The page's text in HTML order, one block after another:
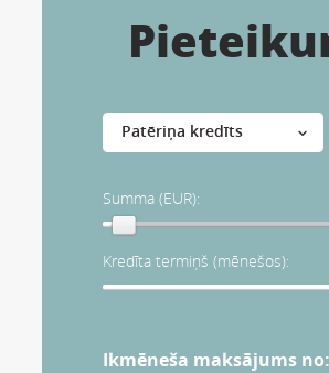
Summa (EUR):
Kredīta termiņš (mēnešos):
Ikmēneša maksājums no: